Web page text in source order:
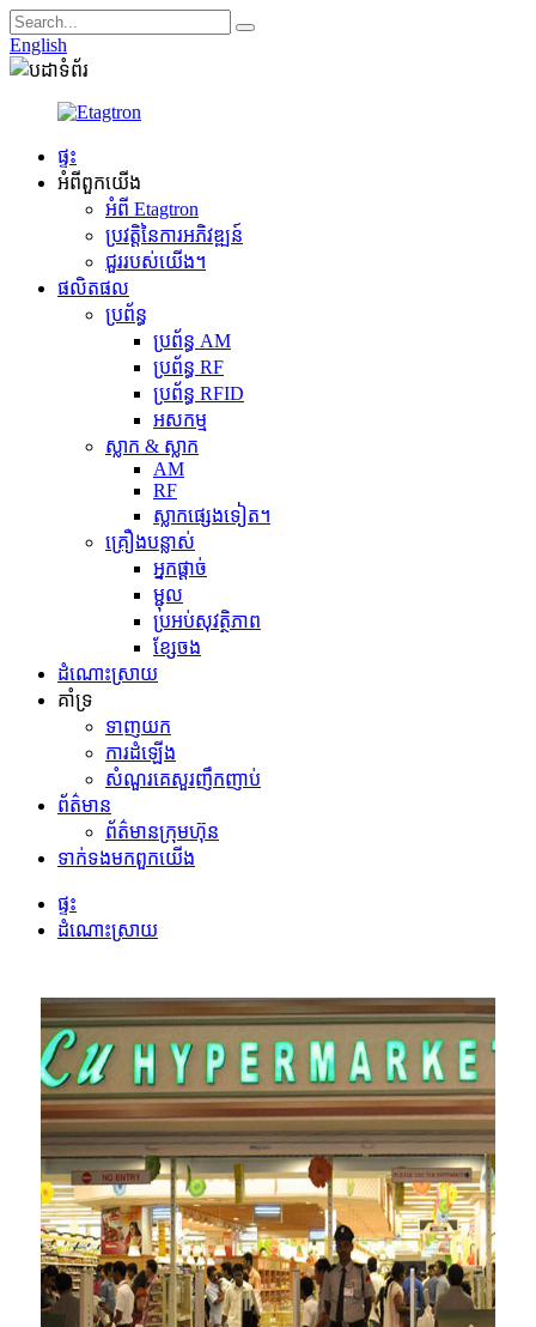
English
ផ្ទះ
អំពី​ពួក​យើង
អំពី Etagtron
ប្រវត្តិនៃការអភិវឌ្ឍន៍
ជួររបស់យើង។
ផលិតផល
ប្រព័ន្ធ
ប្រព័ន្ធ AM
ប្រព័ន្ធ RF
ប្រព័ន្ធ RFID
អសកម្ម
ស្លាក & ស្លាក
AM
RF
ស្លាកផ្សេងទៀត។
គ្រឿងបន្លាស់
អ្នកផ្ដាច់
ម្ជុល
ប្រអប់សុវត្ថិភាព
ខ្សែចង
ដំណោះស្រាយ
គាំទ្រ
ទាញយក
ការដំឡើង
សំណួរគេសួរញឹកញាប់
ព័ត៌មាន
ព័ត៌មានក្រុមហ៊ុន
ទាក់ទង​មក​ពួក​យើង
ផ្ទះ
ដំណោះស្រាយ